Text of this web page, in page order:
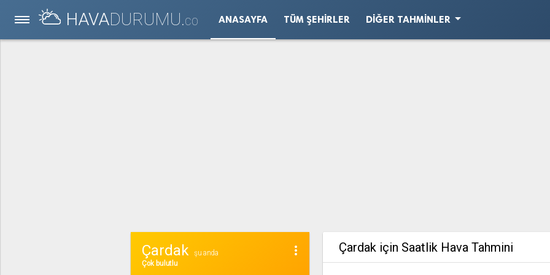
HAVADURUMU.CO ANASAYFA TÜM ŞEHIRLER DIĞER TAHMINLERarrow_drop_down
more_vert
Çardak şu anda
Çok bulutlu
Çardak için Saatlik Hava Tahmini